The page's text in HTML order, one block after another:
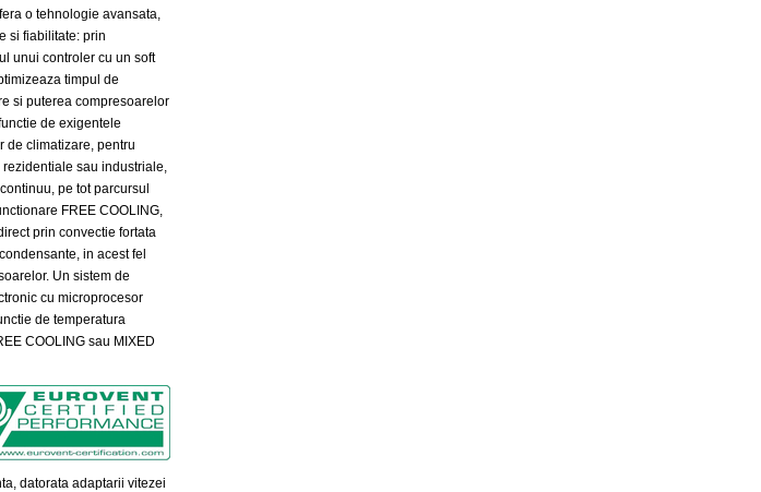
o tehnologie avansata,
si fiabilitate: prin
unui controler cu un soft
timpul de
si puterea compresoarelor
de exigentele
de climatizare, pentru
sau industriale,
pe tot parcursul
FREE COOLING,
prin convectie fortata
in acest fel
Un sistem de
cu microprocesor
de temperatura
COOLING sau MIXED
datorata adaptarii vitezei